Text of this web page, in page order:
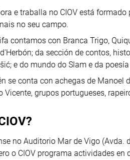
e traballa no CIOV está
no seu campo.
contamos con Branca Trigo,
da sección de contos,
e do mundo do Slam e da
se conta con achegas de Manoel
Vicente, grupos portugueses,
no Auditorio Mar de Vigo (Avda.
o CIOV programa actividades